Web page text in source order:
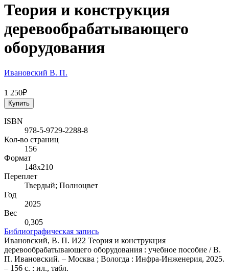
Теория и конструкция
деревообрабатывающего
оборудования
Ивановский В. П.
1 250₽
Купить
ISBN
978-5-9729-2288-8
Кол-во страниц
156
Формат
148х210
Переплет
Твердый; Полноцвет
Год
2025
Вес
0,305
Библиографическая запись
Ивановский, В. П. И22 Теория и конструкция
деревообрабатывающего оборудования : учебное пособие / В.
П. Ивановский. – Москва ; Вологда : Инфра-Инженерия, 2025.
– 156 с. : ил., табл.